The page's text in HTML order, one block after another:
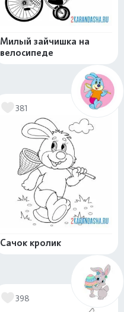
Милый зайчишка на
велосипеде
381
Сачок кролик
398